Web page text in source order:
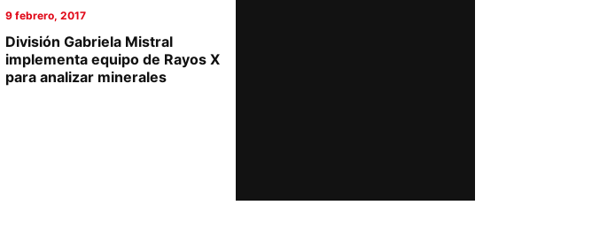
9 febrero, 2017
División Gabriela Mistral
implementa equipo de Rayos X
para analizar minerales